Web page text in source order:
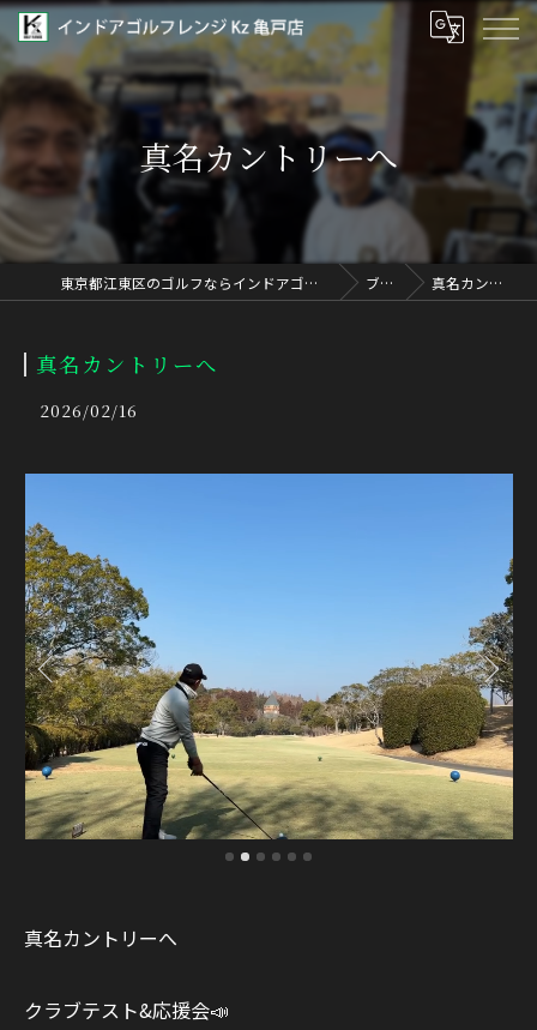
真名カントリーへ
東京都江東区のゴルフならインドアゴルフレンジ Kz 亀戸店 ブログ 真名カントリーへ
真名カントリーへ
2026/02/16
真名カントリーへ
クラブテスト&応援会📣